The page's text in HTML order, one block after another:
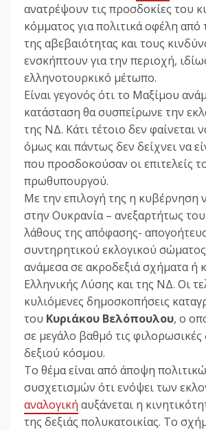
ανατρέψουν τις προσδοκίες του
κόμματος για πολιτικά οφέλη από
της αβεβαιότητας και τους
ενσκήπτουν για την περιοχή,
ελληνοτουρκικό μέτωπο.
Είναι γεγονός ότι το Μαξίμου
κατάσταση θα συσπείρωνε την
της ΝΔ. Κάτι τέτοιο δεν φαίνεται
όμως και πάντως δεν δείχνει να
που προσδοκούσαν οι επιτελείς
πρωθυπουργού.
Με την επιλογή της η κυβέρνηση
στην Ουκρανία – ανεξαρτήτως
λάθους της απόφασης-
συντηρητικού εκλογικού σώματος
ανάμεσα σε ακροδεξιά σχήματα ή
Ελληνικής Λύσης και της ΝΔ. Οι
κυλιόμενες δημοσκοπήσεις
του Κυριάκου Βελόπουλου, ο
σε μεγάλο βαθμό τις φιλορωσικές
δεξιού κόσμου.
Το θέμα είναι από άποψη
συσχετισμών ότι ενόψει των
αναλογική αυξάνεται η
της δεξιάς πολυκατοικίας. Το